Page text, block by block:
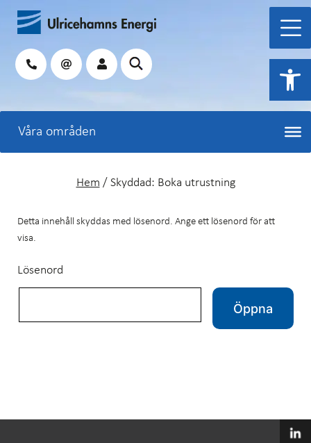
Hoppa
innehåll
Sök
Hem / Skyddad: Boka utrustning
Detta innehåll skyddas med lösenord. Ange ett lösenord för att
visa.
Lösenord